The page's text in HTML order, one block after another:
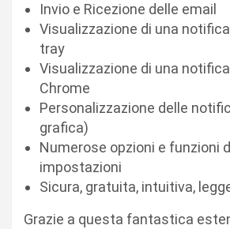
Invio e Ricezione delle email
Visualizzazione di una
tray
Visualizzazione di una
Chrome
Personalizzazione delle
grafica)
Numerose opzioni e funzioni
impostazioni
Sicura, gratuita, intuitiva,
Grazie a questa fantastica